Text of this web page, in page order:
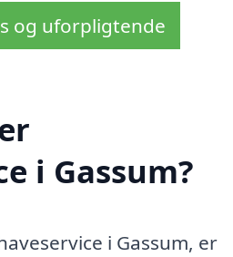
og uforpligtende
i Gassum?
i Gassum, er